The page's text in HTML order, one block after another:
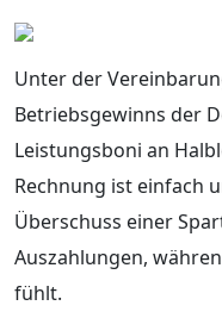
Unter der
Betriebsgewinns der
Leistungsboni an
Rechnung ist einfach
Überschuss einer
Auszahlungen,
fühlt.